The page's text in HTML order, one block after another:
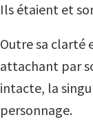
Ils étaient et
Outre sa clarté
attachant par
intacte, la
personnage.